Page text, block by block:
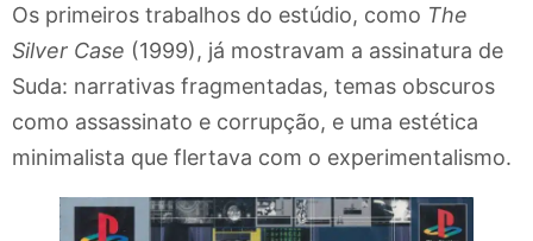
Os primeiros trabalhos do estúdio, como The
Silver Case (1999), já mostravam a assinatura de
Suda: narrativas fragmentadas, temas obscuros
como assassinato e corrupção, e uma estética
minimalista que flertava com o experimentalismo.